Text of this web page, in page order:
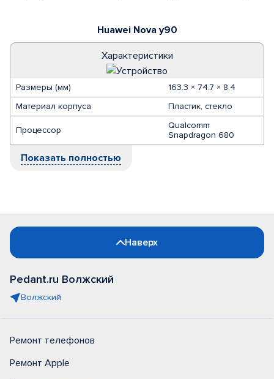
Huawei Nova y90
Характеристики
Размеры (мм)
163.3 × 74.7 × 8.4
Материал корпуса
Пластик, стекло
Процессор
Qualcomm
Snapdragon 680
Показать полностью
Наверх
Pedant.ru Волжский
Волжский
Ремонт телефонов
Ремонт Apple